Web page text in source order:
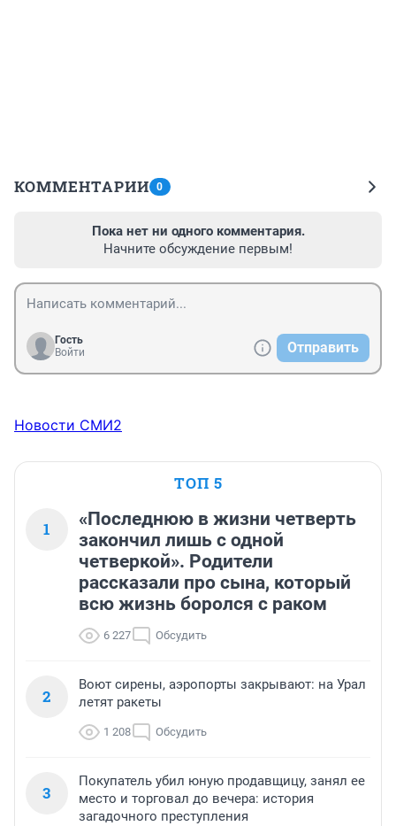
КОММЕНТАРИИ 0
Пока нет ни одного комментария.
Начните обсуждение первым!
Гость
Войти
Отправить
Новости СМИ2
ТОП 5
1
«Последнюю в жизни четверть
закончил лишь с одной
четверкой». Родители
рассказали про сына, который
всю жизнь боролся с раком
6 227 Обсудить
2
Воют сирены, аэропорты закрывают: на Урал
летят ракеты
1 208 Обсудить
3
Покупатель убил юную продавщицу, занял ее
место и торговал до вечера: история
загадочного преступления